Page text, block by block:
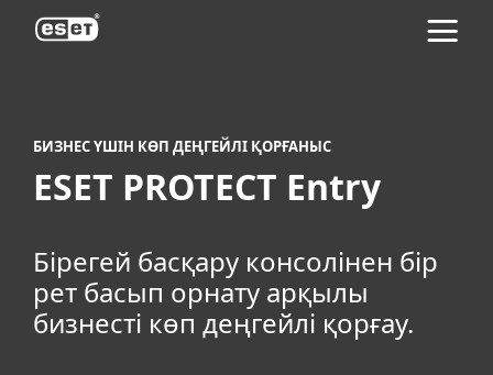
БИЗНЕС ҮШІН КӨП ДЕҢГЕЙЛІ ҚОРҒАНЫС
ESET PROTECT Entry
Бірегей басқару консолінен бір
рет басып орнату арқылы
бизнесті көп деңгейлі қорғау.
ESET